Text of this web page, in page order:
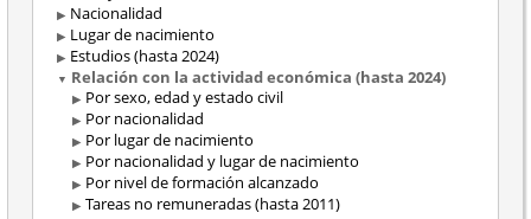
Nacionalidad
Lugar de nacimiento
Estudios (hasta 2024)
Relación con la actividad económica (hasta 2024)
Por sexo, edad y estado civil
Por nacionalidad
Por lugar de nacimiento
Por nacionalidad y lugar de nacimiento
Por nivel de formación alcanzado
Tareas no remuneradas (hasta 2011)